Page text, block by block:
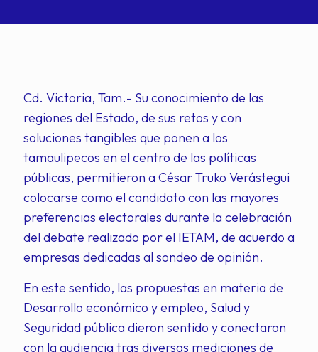
Cd. Victoria, Tam.- Su conocimiento de las
regiones del Estado, de sus retos y con
soluciones tangibles que ponen a los
tamaulipecos en el centro de las políticas
públicas, permitieron a César Truko Verástegui
colocarse como el candidato con las mayores
preferencias electorales durante la celebración
del debate realizado por el IETAM, de acuerdo a
empresas dedicadas al sondeo de opinión.
En este sentido, las propuestas en materia de
Desarrollo económico y empleo, Salud y
Seguridad pública dieron sentido y conectaron
con la audiencia tras diversas mediciones de